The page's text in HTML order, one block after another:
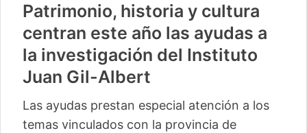
Patrimonio, historia y cultura
centran este año las ayudas a
la investigación del Instituto
Juan Gil-Albert
Las ayudas prestan especial atención a los
temas vinculados con la provincia de